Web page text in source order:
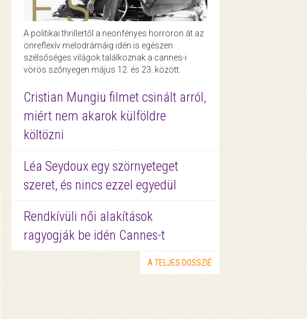
A politikai thrillertől a neonfényes horroron át az
önreflexív melodrámáig idén is egészen
szélsőséges világok találkoznak a cannes-i
vörös szőnyegen május 12. és 23. között.
Cristian Mungiu filmet csinált arról,
miért nem akarok külföldre
költözni
Léa Seydoux egy szörnyeteget
szeret, és nincs ezzel egyedül
Rendkívüli női alakítások
ragyogják be idén Cannes-t
A TELJES DOSSZIÉ